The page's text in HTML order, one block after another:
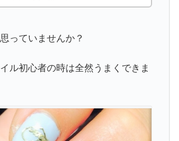
っていませんか？
ル初心者の時は全然うまくできま